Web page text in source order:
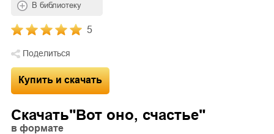
В библиотеку
5
Поделиться
Скачать"Вот оно, счастье"
в формате
Купить и скачать